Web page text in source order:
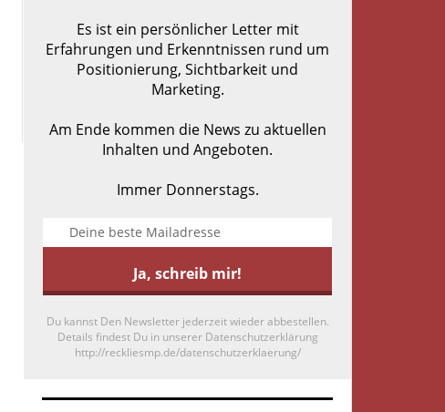
Es ist ein persönlicher Letter mit
Erfahrungen und Erkenntnissen rund um
Positionierung, Sichtbarkeit und
Marketing.
Am Ende kommen die News zu aktuellen
Inhalten und Angeboten.
Immer Donnerstags.
Du kannst Den Newsletter jederzeit wieder abbestellen.
Details findest Du in unserer Datenschutzerklärung
http://reckliesmp.de/datenschutzerklaerung/